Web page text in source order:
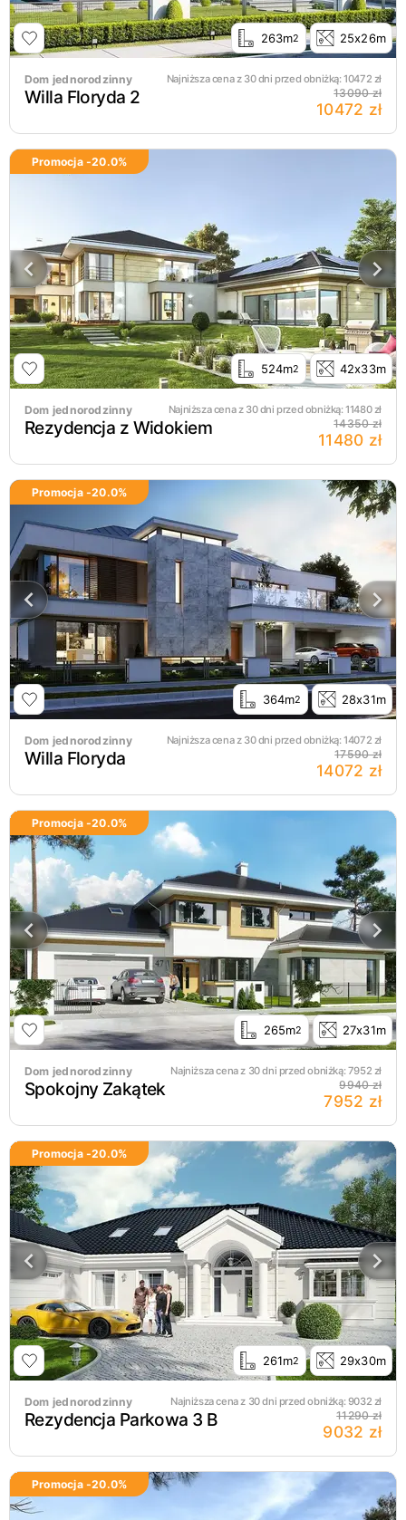
263m2 25x26m
Dom jednorodzinny Najniższa cena z 30 dni przed obniżką:10472 zł
Willa Floryda 2 13090 zł
10472 zł
Promocja -20.0%
524m2 42x33m
Dom jednorodzinny Najniższa cena z 30 dni przed obniżką:11480zł
Rezydencja z Widokiem 14350 zł
11480 zł
Promocja -20.0%
364m2 28x31m
Dom jednorodzinny Najniższa cena z 30 dni przed obniżką:14072 zł
Willa Floryda 17590 zł
14072 zł
Promocja -20.0%
265m2 27x31m
Dom jednorodzinny Najniższa cena z 30 dni przed obniżką:7952 zł
Spokojny Zakątek 9940 zł
7952 zł
Promocja -20.0%
261m2 29x30m
Dom jednorodzinny Najniższa cena z 30 dni przed obniżką:9032 zł
Rezydencja Parkowa 3 B 11290 zł
9032 zł
Promocja -20.0%